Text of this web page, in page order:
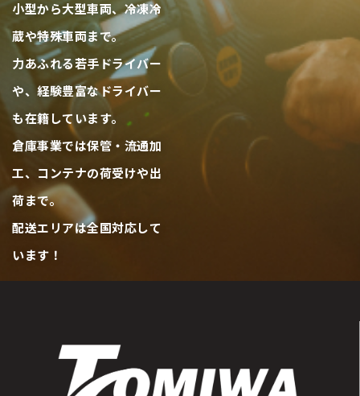
小型から大型車両、冷凍冷
蔵や特殊車両まで。
力あふれる若手ドライバー
や、経験豊富なドライバー
も在籍しています。
倉庫事業では保管・流通加
工、コンテナの荷受けや出
荷まで。
配送エリアは全国対応して
います！